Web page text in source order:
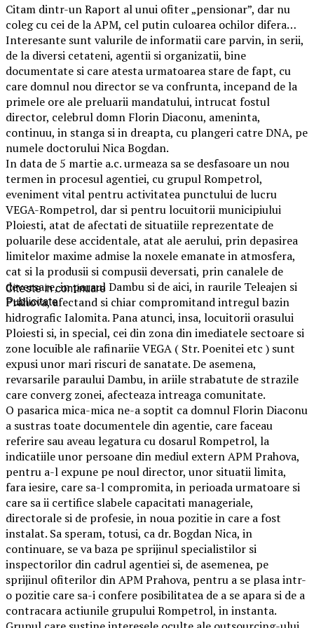
Citam dintr-un Raport al unui ofiter „pensionar”, dar nu
coleg cu cei de la APM, cel putin culoarea ochilor difera…
Interesante sunt valurile de informatii care parvin, in serii,
de la diversi cetateni, agentii si organizatii, bine
documentate si care atesta urmatoarea stare de fapt, cu
care domnul nou director se va confrunta, incepand de la
primele ore ale preluarii mandatului, intrucat fostul
director, celebrul domn Florin Diaconu, ameninta,
continuu, in stanga si in dreapta, cu plangeri catre DNA, pe
numele doctorului Nica Bogdan.
In data de 5 martie a.c. urmeaza sa se desfasoare un nou
termen in procesul agentiei, cu grupul Rompetrol,
eveniment vital pentru activitatea punctului de lucru
VEGA-Rompetrol, dar si pentru locuitorii municipiului
Ploiesti, atat de afectati de situatiile reprezentate de
poluarile dese accidentale, atat ale aerului, prin depasirea
limitelor maxime admise la noxele emanate in atmosfera,
cat si la produsii si compusii deversati, prin canalele de
deversare, in paraul Dambu si de aici, in raurile Teleajen si
Prahova, afectand si chiar compromitand intregul bazin
hidrografic Ialomita. Pana atunci, insa, locuitorii orasului
Ploiesti si, in special, cei din zona din imediatele sectoare si
zone locuible ale rafinariie VEGA ( Str. Poenitei etc ) sunt
expusi unor mari riscuri de sanatate. De asemena,
revarsarile paraului Dambu, in ariile strabatute de strazile
care converg zonei, afecteaza intreaga comunitate.
O pasarica mica-mica ne-a soptit ca domnul Florin Diaconu
a sustras toate documentele din agentie, care faceau
referire sau aveau legatura cu dosarul Rompetrol, la
indicatiile unor persoane din mediul extern APM Prahova,
pentru a-l expune pe noul director, unor situatii limita,
fara iesire, care sa-l compromita, in perioada urmatoare si
care sa ii certifice slabele capacitati manageriale,
directorale si de profesie, in noua pozitie in care a fost
instalat. Sa speram, totusi, ca dr. Bogdan Nica, in
continuare, se va baza pe sprijinul specialistilor si
inspectorilor din cadrul agentiei si, de asemenea, pe
sprijinul ofiterilor din APM Prahova, pentru a se plasa intr-
o pozitie care sa-i confere posibilitatea de a se apara si de a
contracara actiunile grupului Rompetrol, in instanta.
Citeste in continuare
Publicitate